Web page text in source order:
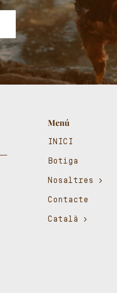
Menú
INICI
Botiga
Nosaltres
Contacte
Català